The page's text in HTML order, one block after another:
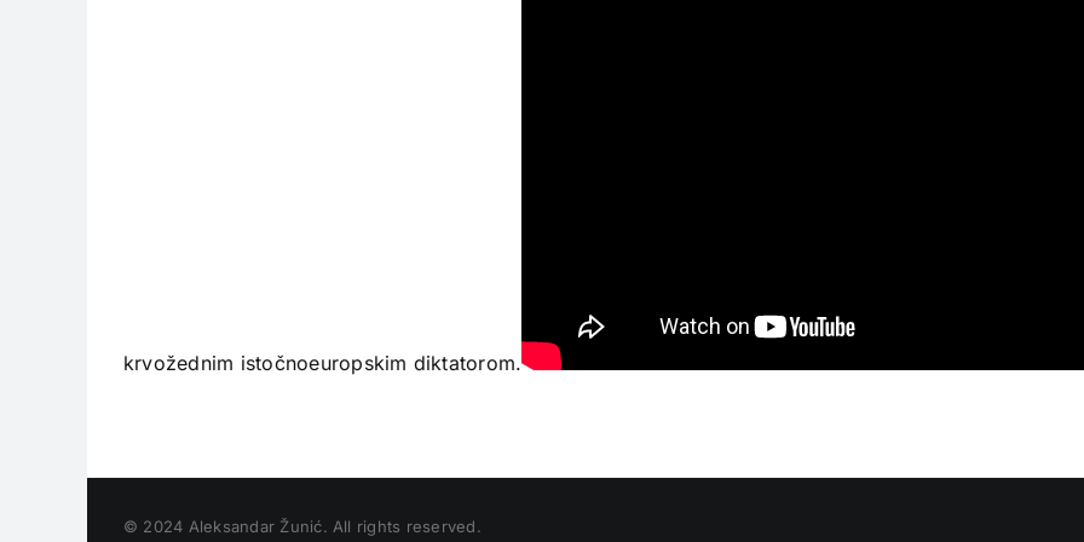
krvožednim istočnoeuropskim diktatorom.
© 2024 Aleksandar Žunić. All rights reserved.